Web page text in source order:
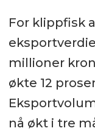
For klippfisk
millioner
økte 12
nå økt i tre